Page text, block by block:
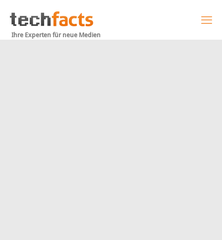
Ihre Experten für neue Medien